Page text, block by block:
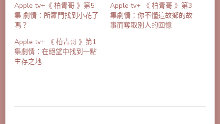
Apple tv+《 柏青哥 》第5
集 劇情：所羅門找到小花了
嗎？
Apple tv+ 《 柏青哥 》第3
集劇情：你不懂這故鄉的故
事而奪取別人的回憶
Apple tv+ 《 柏青哥 》第1
集劇情：在絕望中找到一點
生存之地